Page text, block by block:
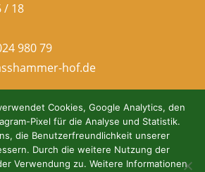
/ 18
980 79
hof.de
Cookies, Google Analytics, den
Pixel für die Analyse und Statistik.
die Benutzerfreundlichkeit unserer
Durch die weitere Nutzung der
Verwendung zu. Weitere Informationen